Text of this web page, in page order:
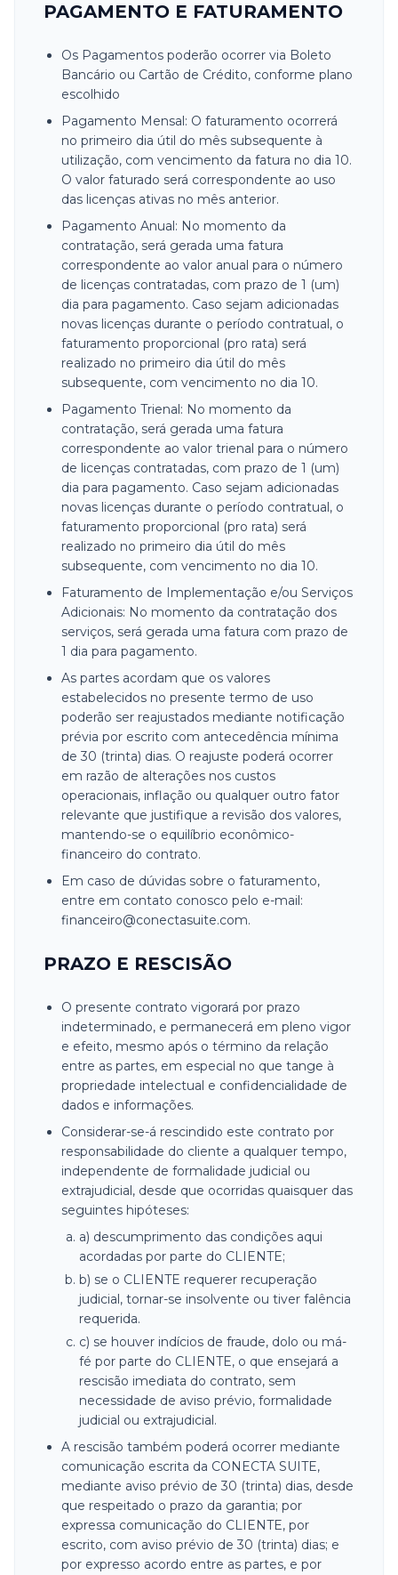
PAGAMENTO E FATURAMENTO
Os Pagamentos poderão ocorrer via Boleto
Bancário ou Cartão de Crédito, conforme plano
escolhido
Pagamento Mensal: O faturamento ocorrerá
no primeiro dia útil do mês subsequente à
utilização, com vencimento da fatura no dia 10.
O valor faturado será correspondente ao uso
das licenças ativas no mês anterior.
Pagamento Anual: No momento da
contratação, será gerada uma fatura
correspondente ao valor anual para o número
de licenças contratadas, com prazo de 1 (um)
dia para pagamento. Caso sejam adicionadas
novas licenças durante o período contratual, o
faturamento proporcional (pro rata) será
realizado no primeiro dia útil do mês
subsequente, com vencimento no dia 10.
Pagamento Trienal: No momento da
contratação, será gerada uma fatura
correspondente ao valor trienal para o número
de licenças contratadas, com prazo de 1 (um)
dia para pagamento. Caso sejam adicionadas
novas licenças durante o período contratual, o
faturamento proporcional (pro rata) será
realizado no primeiro dia útil do mês
subsequente, com vencimento no dia 10.
Faturamento de Implementação e/ou Serviços
Adicionais: No momento da contratação dos
serviços, será gerada uma fatura com prazo de
1 dia para pagamento.
As partes acordam que os valores
estabelecidos no presente termo de uso
poderão ser reajustados mediante notificação
prévia por escrito com antecedência mínima
de 30 (trinta) dias. O reajuste poderá ocorrer
em razão de alterações nos custos
operacionais, inflação ou qualquer outro fator
relevante que justifique a revisão dos valores,
mantendo-se o equilíbrio econômico-
financeiro do contrato.
Em caso de dúvidas sobre o faturamento,
entre em contato conosco pelo e-mail:
financeiro@conectasuite.com.
PRAZO E RESCISÃO
O presente contrato vigorará por prazo
indeterminado, e permanecerá em pleno vigor
e efeito, mesmo após o término da relação
entre as partes, em especial no que tange à
propriedade intelectual e confidencialidade de
dados e informações.
Considerar-se-á rescindido este contrato por
responsabilidade do cliente a qualquer tempo,
independente de formalidade judicial ou
extrajudicial, desde que ocorridas quaisquer das
seguintes hipóteses:
a) descumprimento das condições aqui
acordadas por parte do CLIENTE;
b) se o CLIENTE requerer recuperação
judicial, tornar-se insolvente ou tiver falência
requerida.
c) se houver indícios de fraude, dolo ou má-
fé por parte do CLIENTE, o que ensejará a
rescisão imediata do contrato, sem
necessidade de aviso prévio, formalidade
judicial ou extrajudicial.
A rescisão também poderá ocorrer mediante
comunicação escrita da CONECTA SUITE,
mediante aviso prévio de 30 (trinta) dias, desde
que respeitado o prazo da garantia; por
expressa comunicação do CLIENTE, por
escrito, com aviso prévio de 30 (trinta) dias; e
por expresso acordo entre as partes, e por